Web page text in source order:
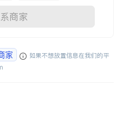
商家
家
如果不想放置信息在我们的平